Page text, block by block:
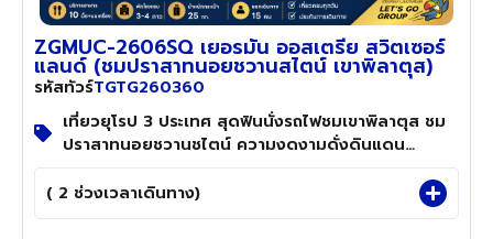
ZGMUC-2606SQ เยอรมัน ออสเตรีย สวิตเซอร์
แลนด์ (ชมปราสาทนอยชวานสไตน์ เขาพิลาตุส)
รหัสทัวร์TGTG260360
เที่ยวยุโรป 3 ประเทศ สุดฟินนั่งรถไฟชมเขาพิลาตุส ชม
ปราสาทนอยชวานชไตน์ ความงดงามดั่งดินแดน
ดกโลกสุดโรแมนติก
( 2 ช่วงเวลาเดินทาง)